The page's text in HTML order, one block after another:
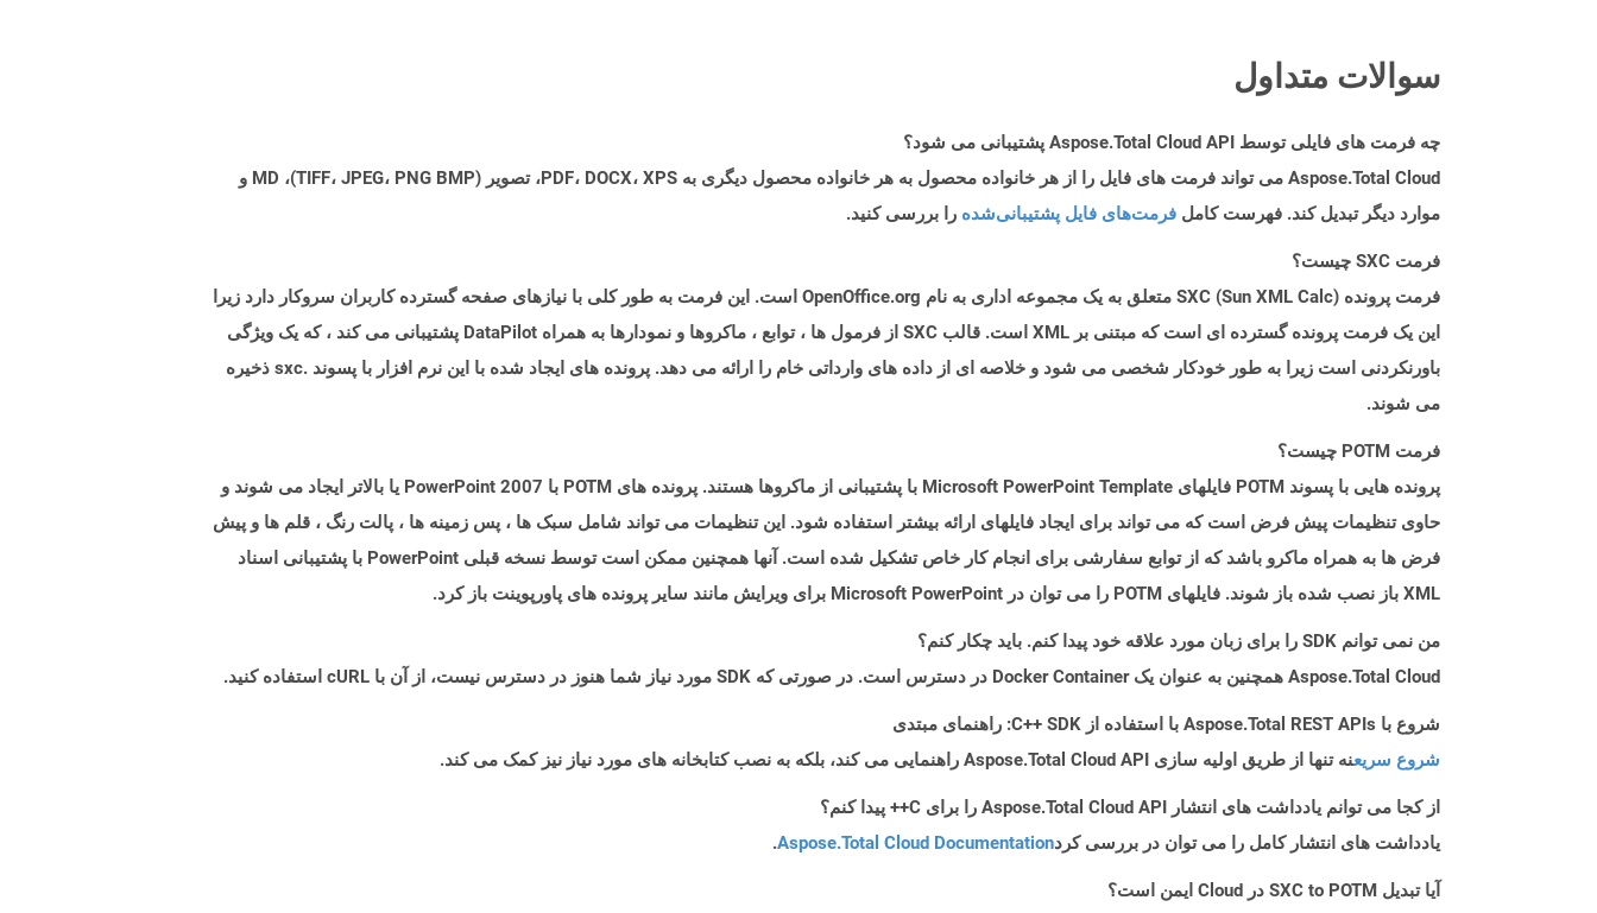
سوالات متداول
چه فرمت های فایلی توسط Aspose.Total Cloud API پشتیبانی می شود؟
Aspose.Total Cloud می تواند فرمت های فایل را از هر خانواده محصول به هر خانواده محصول دیگری به PDF، DOCX، XPS، تصویر (TIFF، JPEG، PNG BMP)، MD و
موارد دیگر تبدیل کند. فهرست کامل فرمت‌های فایل پشتیبانی‌شده را بررسی کنید.
فرمت SXC چیست؟
فرمت پرونده SXC (Sun XML Calc) متعلق به یک مجموعه اداری به نام OpenOffice.org است. این فرمت به طور کلی با نیازهای صفحه گسترده کاربران سروکار دارد زیرا
این یک فرمت پرونده گسترده ای است که مبتنی بر XML است. قالب SXC از فرمول ها ، توابع ، ماکروها و نمودارها به همراه DataPilot پشتیبانی می کند ، که یک ویژگی
باورنکردنی است زیرا به طور خودکار شخصی می شود و خلاصه ای از داده های وارداتی خام را ارائه می دهد. پرونده های ایجاد شده با این نرم افزار با پسوند .sxc ذخیره
می شوند.
فرمت POTM چیست؟
پرونده هایی با پسوند POTM فایلهای Microsoft PowerPoint Template با پشتیبانی از ماکروها هستند. پرونده های POTM با PowerPoint 2007 یا بالاتر ایجاد می شوند و
حاوی تنظیمات پیش فرض است که می تواند برای ایجاد فایلهای ارائه بیشتر استفاده شود. این تنظیمات می تواند شامل سبک ها ، پس زمینه ها ، پالت رنگ ، قلم ها و پیش
فرض ها به همراه ماکرو باشد که از توابع سفارشی برای انجام کار خاص تشکیل شده است. آنها همچنین ممکن است توسط نسخه قبلی PowerPoint با پشتیبانی اسناد
XML باز نصب شده باز شوند. فایلهای POTM را می توان در Microsoft PowerPoint برای ویرایش مانند سایر پرونده های پاورپوینت باز کرد.
من نمی توانم SDK را برای زبان مورد علاقه خود پیدا کنم. باید چکار کنم؟
Aspose.Total Cloud همچنین به عنوان یک Docker Container در دسترس است. در صورتی که SDK مورد نیاز شما هنوز در دسترس نیست، از آن با cURL استفاده کنید.
شروع با Aspose.Total REST APIs با استفاده از C++ SDK: راهنمای مبتدی
شروع سریعنه تنها از طریق اولیه سازی Aspose.Total Cloud API راهنمایی می کند، بلکه به نصب کتابخانه های مورد نیاز نیز کمک می کند.
از کجا می توانم یادداشت های انتشار Aspose.Total Cloud API را برای C++ پیدا کنم؟
یادداشت های انتشار کامل را می توان در بررسی کردAspose.Total Cloud Documentation
.
آیا تبدیل SXC to POTM در Cloud ایمن است؟